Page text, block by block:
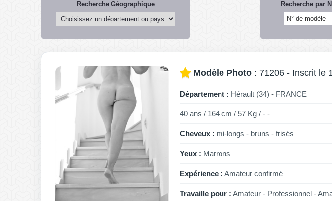
Recherche Géographique Recherche par
Modèle Photo : 71206 - Inscrit le
Département : Hérault (34) - FRANCE
40 ans / 164 cm / 57 Kg / - -
Cheveux : mi-longs - bruns - frisés
Yeux : Marrons
Expérience : Amateur confirmé
Travaille pour : Amateur - Professionnel -